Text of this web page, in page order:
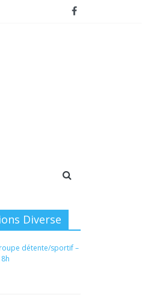
Diverse
détente/sportif –